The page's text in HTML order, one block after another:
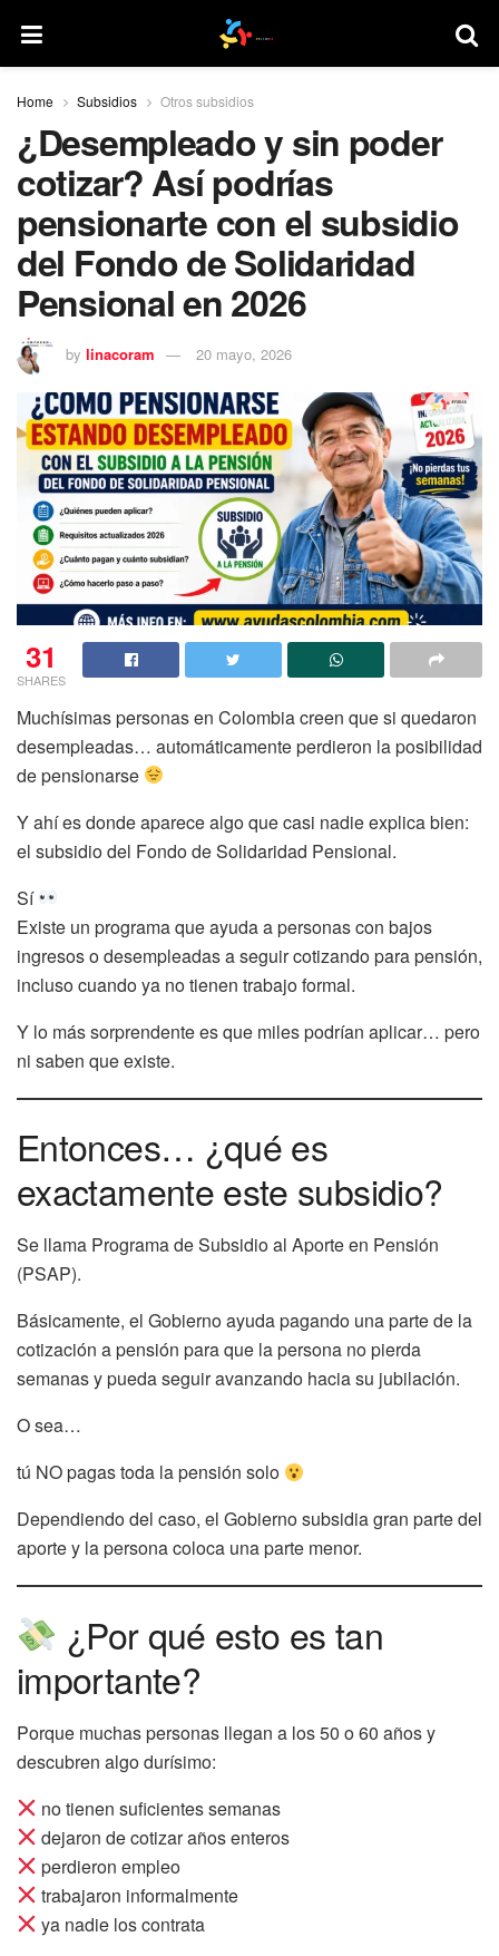
Home Subsidios Otros subsidios
¿Desempleado y sin poder
cotizar? Así podrías
pensionarte con el subsidio
del Fondo de Solidaridad
Pensional en 2026
by linacoram 20 mayo, 2026
31
SHARES
Muchísimas personas en Colombia creen que si quedaron
desempleadas… automáticamente perdieron la posibilidad
de pensionarse
Y ahí es donde aparece algo que casi nadie explica bien:
el subsidio del Fondo de Solidaridad Pensional.
Sí
Existe un programa que ayuda a personas con bajos
ingresos o desempleadas a seguir cotizando para pensión,
incluso cuando ya no tienen trabajo formal.
Y lo más sorprendente es que miles podrían aplicar… pero
ni saben que existe.
Entonces… ¿qué es
exactamente este subsidio?
Se llama Programa de Subsidio al Aporte en Pensión
(PSAP).
Básicamente, el Gobierno ayuda pagando una parte de la
cotización a pensión para que la persona no pierda
semanas y pueda seguir avanzando hacia su jubilación.
O sea…
tú NO pagas toda la pensión solo
Dependiendo del caso, el Gobierno subsidia gran parte del
aporte y la persona coloca una parte menor.
¿Por qué esto es tan
importante?
Porque muchas personas llegan a los 50 o 60 años y
descubren algo durísimo:
no tienen suficientes semanas
dejaron de cotizar años enteros
perdieron empleo
trabajaron informalmente
ya nadie los contrata